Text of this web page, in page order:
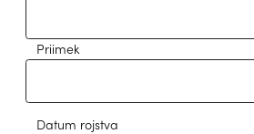
Priimek
Datum rojstva